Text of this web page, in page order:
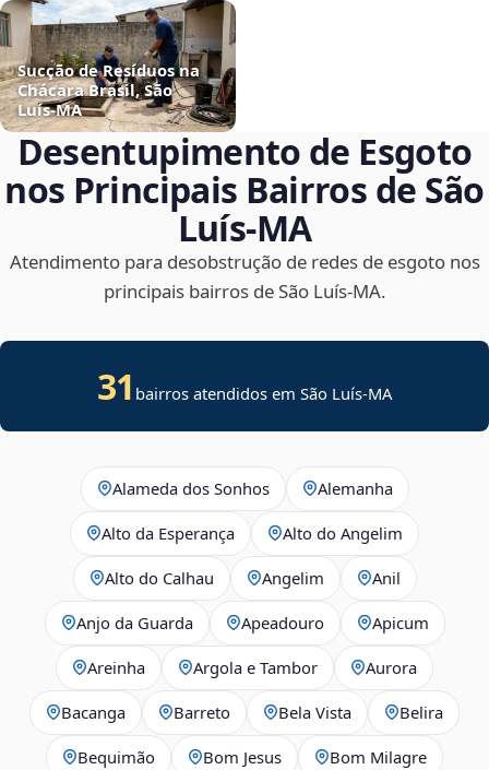
Sucção de Resíduos na
Chácara Brasil, São
Luís‑MA
Desentupimento de Esgoto
nos Principais Bairros de São
Luís‑MA
Atendimento para desobstrução de redes de esgoto nos
principais bairros de São Luís‑MA.
31 bairros atendidos em São Luís-MA
Alameda dos Sonhos Alemanha
Alto da Esperança Alto do Angelim
Alto do Calhau Angelim Anil
Anjo da Guarda Apeadouro Apicum
Areinha Argola e Tambor Aurora
Bacanga Barreto Bela Vista Belira
Bequimão Bom Jesus Bom Milagre